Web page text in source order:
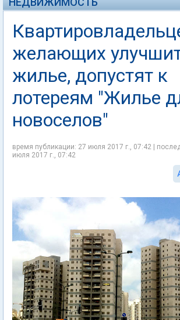
желающих
жилье, допустят к
лотереям "Жилье
новоселов"
время публикации: 27 июля 2017 г., 07:42 |
июля 2017 г., 07:42